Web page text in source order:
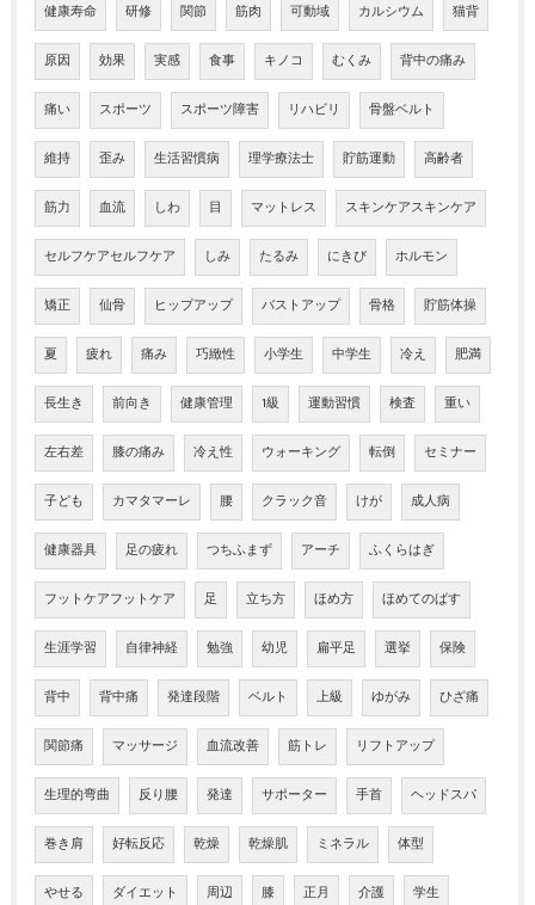
健康寿命 研修 関節 筋肉 可動域 カルシウム 猫背
原因 効果 実感 食事 キノコ むくみ 背中の痛み
痛い スポーツ スポーツ障害 リハビリ 骨盤ベルト
維持 歪み 生活習慣病 理学療法士 貯筋運動 高齢者
筋力 血流 しわ 目 マットレス スキンケアスキンケア
セルフケアセルフケア しみ たるみ にきび ホルモン
矯正 仙骨 ヒップアップ バストアップ 骨格 貯筋体操
夏 疲れ 痛み 巧緻性 小学生 中学生 冷え 肥満
長生き 前向き 健康管理 1級 運動習慣 検査 重い
左右差 膝の痛み 冷え性 ウォーキング 転倒 セミナー
子ども カマタマーレ 腰 クラック音 けが 成人病
健康器具 足の疲れ つちふまず アーチ ふくらはぎ
フットケアフットケア 足 立ち方 ほめ方 ほめてのばす
生涯学習 自律神経 勉強 幼児 扁平足 選挙 保険
背中 背中痛 発達段階 ベルト 上級 ゆがみ ひざ痛
関節痛 マッサージ 血流改善 筋トレ リフトアップ
生理的弯曲 反り腰 発達 サポーター 手首 ヘッドスパ
巻き肩 好転反応 乾燥 乾燥肌 ミネラル 体型
やせる ダイエット 周辺 膝 正月 介護 学生